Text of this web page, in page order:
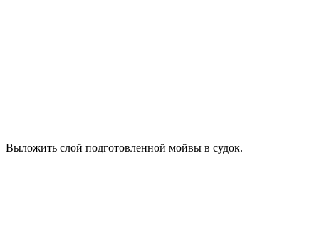
Выложить слой подготовленной мойвы в судок.